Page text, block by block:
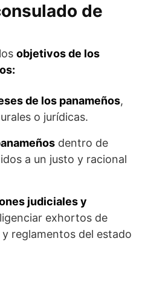
de
objetivos de los
de los panameños,
o jurídicas.
dentro de
a un justo y racional
judiciales y
exhortos de
reglamentos del estado